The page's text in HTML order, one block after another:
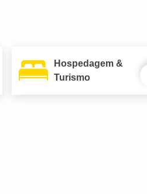
Hospedagem &
Turismo